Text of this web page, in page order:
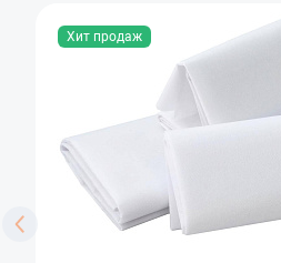
Хит продаж